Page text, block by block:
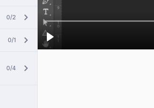
0/2
0/1
0/4